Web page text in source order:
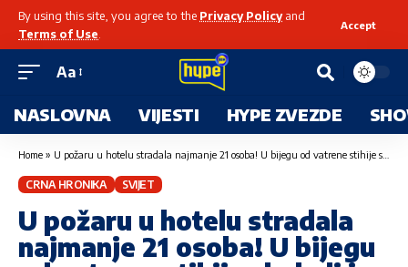
By using this site, you agree to the Privacy Policyand
Terms of Use
Accept
Aa
NASLOVNA VIJESTI HYPE ZVEZDE
Home » U požaru u hotelu stradala najmanje 21 osoba! U bijegu od vatrene stihije skakali i sa viših spratova!
CRNA HRONIKA SVIJET
U požaru u hotelu stradala
najmanje 21 osoba! U bijegu